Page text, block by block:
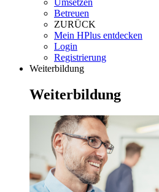
Umsetzen
Betreuen
ZURÜCK
Mein HPlus entdecken
Login
Registrierung
Weiterbildung
Weiterbildung